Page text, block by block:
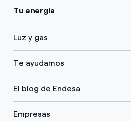
Tu energía
Luz y gas
Te ayudamos
El blog de Endesa
Empresas